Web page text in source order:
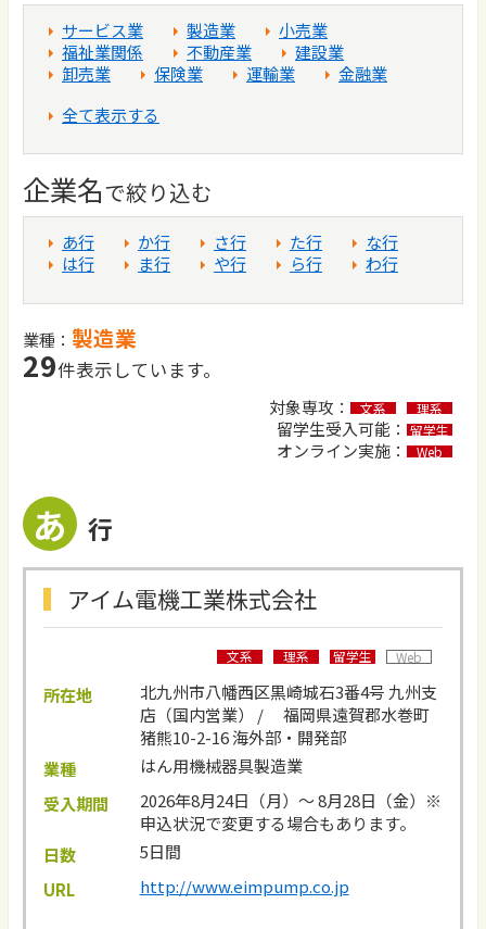
サービス業 製造業
小売業
福祉業関係
不動産業
建設業
卸売業
保険業 運輸業
金融業
全て表示する
企業名で絞り込む
あ行 か行 さ行 た行
な行
は行
ま行 や行 ら行 わ行
業種： 製造業
29件表示しています。
対象専攻： 文系 理系
留学生受入可能： 留学生
オンライン実施： Web
あ 行
アイム電機工業株式会社
文系 理系 留学生 Web
所在地
北九州市八幡西区黒崎城石3番4号 九州支
店（国内営業） / 福岡県遠賀郡水巻町
猪熊10-2-16 海外部・開発部
業種
はん用機械器具製造業
受入期間
2026年8月24日（月）～ 8月28日（金）※
申込状況で変更する場合もあります。
日数
5日間
URL
http://www.eimpump.co.jp